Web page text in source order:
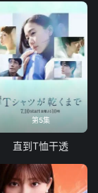
第5集
直到T恤干透